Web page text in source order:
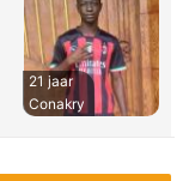
21 jaar
Conakry